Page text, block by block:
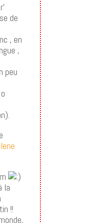
de
, en
,
peu
la
!!